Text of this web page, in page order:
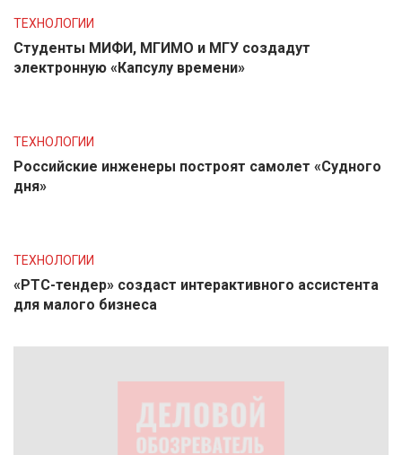
ТЕХНОЛОГИИ
Студенты МИФИ, МГИМО и МГУ создадут
электронную «Капсулу времени»
ТЕХНОЛОГИИ
Российские инженеры построят самолет «Судного
дня»
ТЕХНОЛОГИИ
«РТС-тендер» создаст интерактивного ассистента
для малого бизнеса